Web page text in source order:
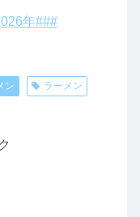
年###
ン
ラーメン